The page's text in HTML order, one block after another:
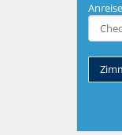
Anreise